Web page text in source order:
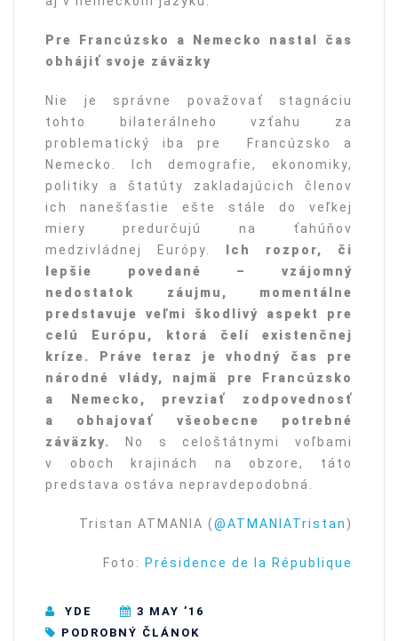
Pre Francúzsko a Nemecko nastal č as
obh ájiť svoje záväzky
Nie je správne považovať stagnáciu
tohto bilaterálneho vzťahu za
problematický iba pre Francúzsko a
Nemecko. Ich demografie, ekonomiky,
politiky a štatúty zakladajúcich členov
ich nanešťastie ešte stále do veľkej
miery predurčujú na ťahúňov
medzivládnej Európy.
Ich rozpor, či
lepšie povedané – vzájomný
nedostatok záujmu, momentálne
predstavuje veľmi škodlivý aspekt pre
celú Európu, ktorá čelí existenčnej
kríze. Práve teraz je vhodný čas pre
národné vlády, najmä pre Francúzsko
a Nemecko, prevziať zodpovednosť
a obhajovať všeobecne potrebné
záväzky.
No s celoštátnymi voľbami
v oboch krajinách na obzore, táto
predstava ostáva nepravdepodobná.
Tristan ATMANIA (@ATMANIATristan )
Foto: Présidence de la République
YDE
3 MAY ’16
PODROBNÝ ČLÁNOK